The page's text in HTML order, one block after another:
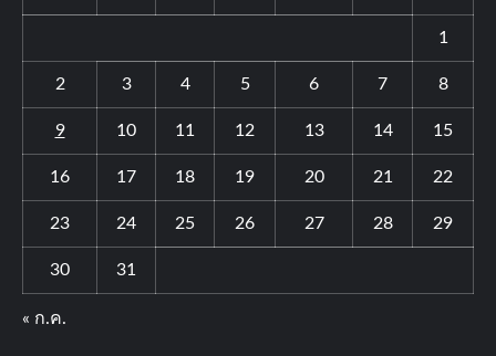
1
2 3 4 5 6 7 8
9 10 11 12 13 14 15
16 17 18 19 20 21 22
23 24 25 26 27 28 29
30 31
« ก.ค.